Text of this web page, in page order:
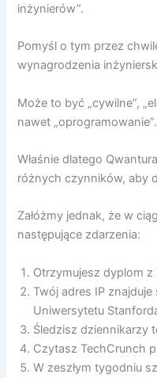
inżynierów”.
Pomyśl o tym przez
wynagrodzenia
Może to być „cywilne”,
nawet „oprogramowanie”.
Właśnie dlatego
różnych czynników, aby
Załóżmy jednak, że w
następujące zdarzenia:
Otrzymujesz dyplom z
Twój adres IP
Uniwersytetu
Śledzisz dziennikarzy
Czytasz TechCrunch
W zeszłym tygodniu